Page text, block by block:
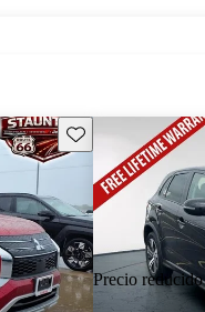
Guarda este Aviso
Precio reducido